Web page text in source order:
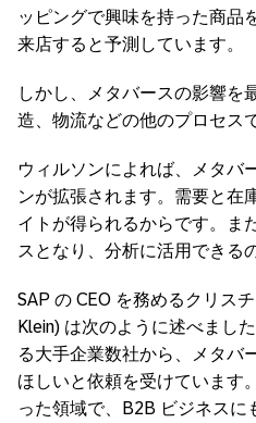
ッピングで興味を持った商品
来店すると予測しています。
しかし、メタバースの影響を
造、物流などの他のプロセス
ウィルソンによれば、メタバ
ンが拡張されます。需要と在
イトが得られるからです。ま
スとなり、分析に活用できる
SAP の CEO を務めるクリス
Klein) は次のように述べまし
る大手企業数社から、メタバ
ほしいと依頼を受けています
った領域で、B2B ビジネスに